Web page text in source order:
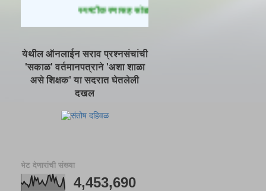
स्पष्टीकरणासह सोडवलेले प्रश्न पाहण्यासाठी येथे क्लिक
येथील ऑनलाईन सराव प्रश्नसंचांची
'सकाळ' वर्तमानपत्राने 'अशा शाळा
असे शिक्षक' या सदरात घेतलेली
दखल
भेट देणारांची संख्या
4,453,690